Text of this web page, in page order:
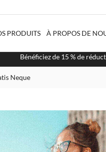
PRODUITS À PROPOS DE
Neque